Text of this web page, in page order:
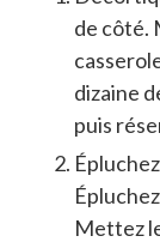
de côté.
dizaine
puis
Mettez